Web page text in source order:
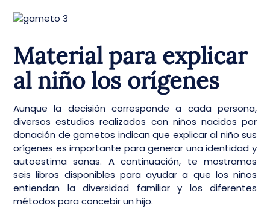
Material para explicar
al niño los orígenes
Aunque la decisión corresponde a cada persona,
diversos estudios realizados con niños nacidos por
donación de gametos indican que explicar al niño sus
orígenes es importante para generar una identidad y
autoestima sanas. A continuación, te mostramos
seis libros disponibles para ayudar a que los niños
entiendan la diversidad familiar y los diferentes
métodos para concebir un hijo.